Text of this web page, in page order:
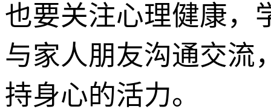
也要关注心理健康，
与家人朋友沟通交流
持身心的活力。